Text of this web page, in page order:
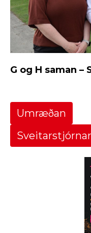
G og H saman
Umræðan